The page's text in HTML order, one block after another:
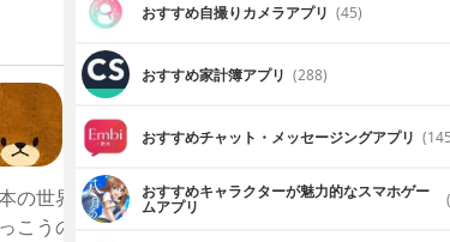
くまのがっこうの箱
庭ゲーム
無料 PoppinGamesJapanCo.,Ltd.
の世界をそのままに、くまの
こうのキャラクター達と遊ぼ
テ
可愛いくまた
おすすめ自撮りカメラアプリ (45)
おすすめ家計簿アプリ (288)
おすすめチャット・メッセージングアプリ
おすすめキャラクターが魅力的なスマホゲー
ムアプリ